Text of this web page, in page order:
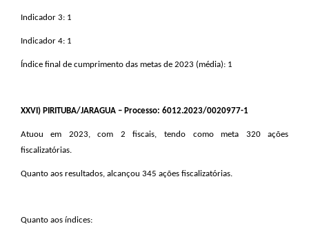
Indicador 3: 1
Indicador 4: 1
Índice final de cumprimento das metas de 2023 (média): 1
XXVI ) PIRITUBA/JARAGUA – Processo: 6012.2023/0020977-1
Atuou em 2023, com 2 fiscais, tendo como meta 320 ações
fiscalizatórias.
Quanto aos resultados, alcançou 345 ações fiscalizatórias.
Quanto aos índices: